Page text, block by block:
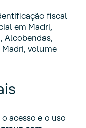
fiscal
em Madri,
Alcobendas,
volume
acesso e o uso